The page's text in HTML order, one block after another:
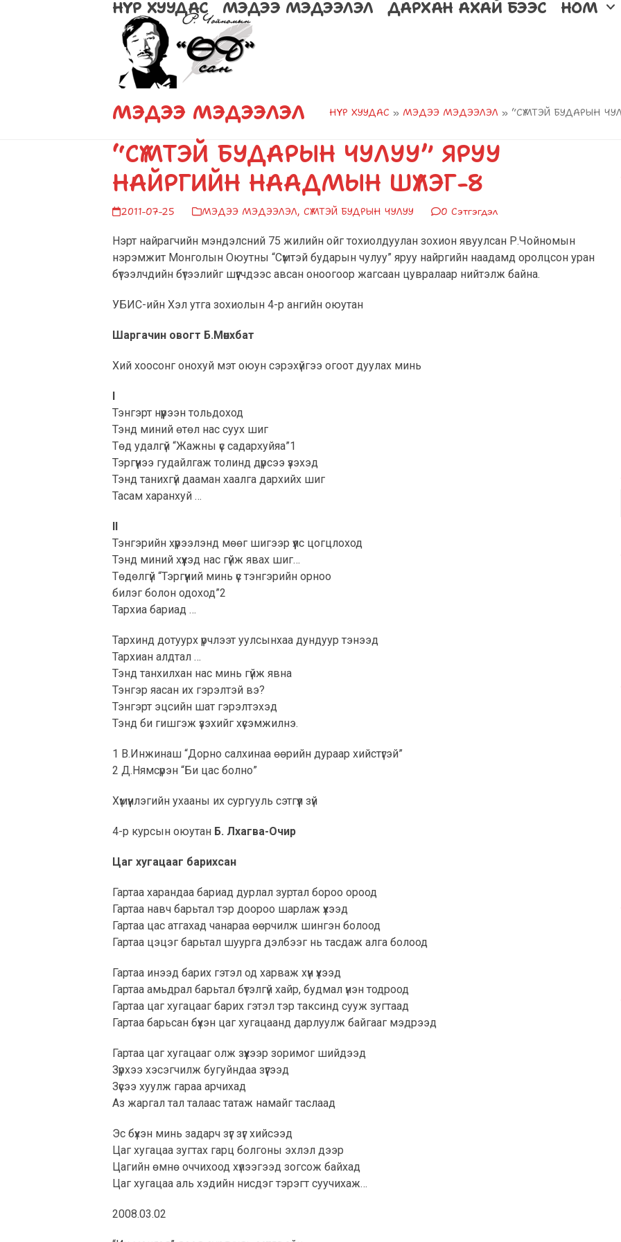
НҮҮР ХУУДАС МЭДЭЭ МЭДЭЭЛЭЛ ДАРХАН АХАЙ БЭЭС НОМ
МЭДЭЭ МЭДЭЭЛЭЛ НҮҮР ХУУДАС » МЭДЭЭ МЭДЭЭЛЭЛ » “СҮМТЭЙ БУДАРЫН
“СҮМТЭЙ БУДАРЫН ЧУЛУУ” ЯРУУ
НАЙРГИЙН НААДМЫН ШҮЛЭГ-8
2011-07-25 МЭДЭЭ МЭДЭЭЛЭЛ,СҮМТЭЙ БУДРЫН ЧУЛУУ 0 Сэтгэгдэл
Нэрт найрагчийн мэндэлсний 75 жилийн ойг тохиолдуулан зохион явуулсан Р.Чойномын
нэрэмжит Монголын Оюутны “Сүмтэй бударын чулуу” яруу найргийн наадамд оролцсон уран
бүтээлчдийн бүтээлийг шүүгчдээс авсан оноогоор жагсаан цувралаар нийтэлж байна.
УБИС-ийн Хэл утга зохиолын 4-р ангийн оюутан
Шаргачин овогт Б.Мөнхбат
Хий хоосонг онохуй мэт оюун сэрэхүйгээ огоот дуулах минь
I
Тэнгэрт нүүрээн тольдоход
Тэнд миний өтөл нас суух шиг
Төд удалгүй “Жажны үс садархуйяа”1
Тэргүүнээ гудайлгаж толинд дүрсээ үзэхэд
Тэнд танихгүй дааман хаалга дархийх шиг
Тасам харанхуй …
II
Тэнгэрийн хүрээлэнд мөөг шигээр үүлс цогцлоход
Тэнд миний хүүхэд нас гүйж явах шиг…
Төдөлгүй “Тэргүүний минь үс тэнгэрийн орноо
билэг болон одоход”2
Тархиа бариад …
Тархинд дотуурх үрчлээт уулсынхаа дундуур тэнээд
Тархиан алдтал …
Тэнд танхилхан нас минь гүйж явна
Тэнгэр яасан их гэрэлтэй вэ?
Тэнгэрт эцсийн шат гэрэлтэхэд
Тэнд би гишгэж үзэхийг хүсэмжилнэ.
1 В.Инжинаш “Дорно салхинаа өөрийн дураар хийстүгэй”
2 Д.Нямсүрэн “Би цас болно”
Хүмүүнлэгийн ухааны их сургууль сэтгүүл зүй
4-р курсын оюутан Б. Лхагва-Очир
Цаг хугацааг барихсан
Гартаа харандаа бариад дурлал зуртал бороо ороод
Гартаа навч барьтал тэр доороо шарлаж үхээд
Гартаа цас атгахад чанараа өөрчилж шингэн болоод
Гартаа цэцэг барьтал шуурга дэлбээг нь тасдаж алга болоод
Гартаа инээд барих гэтэл од харваж хүн үхээд
Гартаа амьдрал барьтал бүтэлгүй хайр, будмал үнэн тодроод
Гартаа цаг хугацааг барих гэтэл тэр таксинд сууж зугтаад
Гартаа барьсан бүхэн цаг хугацаанд дарлуулж байгааг мэдрээд
Гартаа цаг хугацааг олж зүүхээр зоримог шийдээд
Зүрхээ хэсэгчилж бугуйндаа зүүгээд
Зүсээ хуулж гараа арчихад
Аз жаргал тал талаас татаж намайг таслаад
Эс бүхэн минь задарч зүг зүг хийсээд
Цаг хугацаа зугтах гарц болгоны эхлэл дээр
Цагийн өмнө оччихоод хүлээгээд зогсож байхад
Цаг хугацаа аль хэдийн нисдэг тэрэгт суучихаж…
2008.03.02